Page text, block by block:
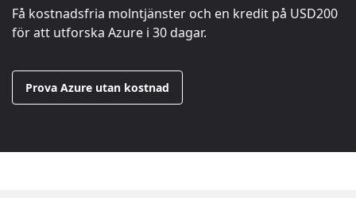
Få kostnadsfria molntjänster och en kredit på USD200
för att utforska Azure i 30 dagar.
Prova Azure utan kostnad